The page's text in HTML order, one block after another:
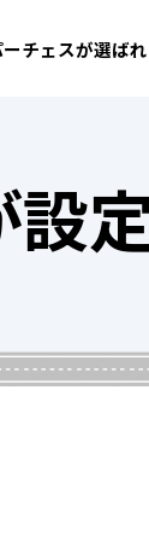
チェスが選ば